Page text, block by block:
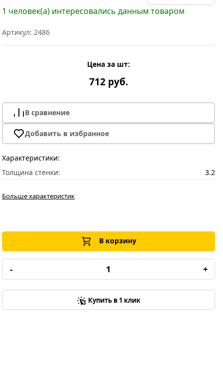
1 человек(а) интересовались данным товаром
Артикул: 2486
Цена за шт:
712 руб.
В сравнение
Добавить в избранное
Характеристики:
Толщина стенки:
3.2
Больше характеристик
В корзину
- +
Купить в 1 клик